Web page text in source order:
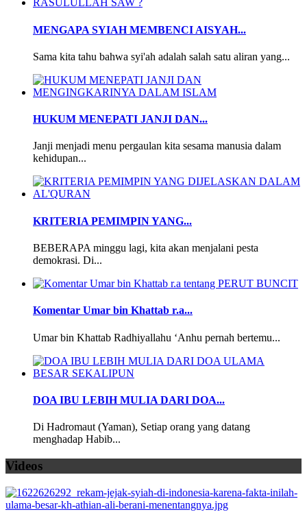
MENGAPA SYIAH MEMBENCI AISYAH...
Sama kita tahu bahwa syi'ah adalah salah satu aliran yang...
HUKUM MENEPATI JANJI DAN...
Janji menjadi menu pergaulan kita sesama manusia dalam
kehidupan...
KRITERIA PEMIMPIN YANG...
BEBERAPA minggu lagi, kita akan menjalani pesta
demokrasi. Di...
Komentar Umar bin Khattab r.a...
Umar bin Khattab Radhiyallahu ‘Anhu pernah bertemu...
DOA IBU LEBIH MULIA DARI DOA...
Di Hadromaut (Yaman), Setiap orang yang datang
menghadap Habib...
Videos